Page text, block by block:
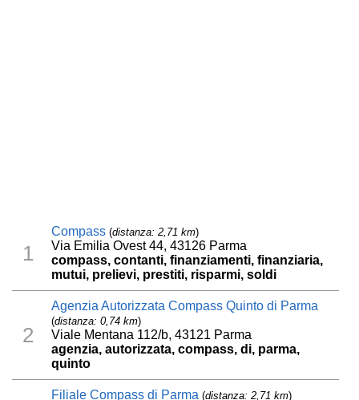
1
Compass (distanza: 2,71 km)
Via Emilia Ovest 44, 43126 Parma
compass, contanti, finanziamenti, finanziaria,
mutui, prelievi, prestiti, risparmi, soldi
2
Agenzia Autorizzata Compass Quinto di Parma
(distanza: 0,74 km)
Viale Mentana 112/b, 43121 Parma
agenzia, autorizzata, compass, di, parma,
quinto
Filiale Compass di Parma (distanza: 2,71 km)